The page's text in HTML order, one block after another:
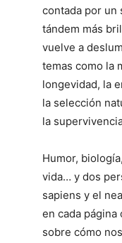
contada por un
tándem más
vuelve a
temas como la
longevidad, la
la selección
la
Humor,
vida… y dos
sapiens y el
en cada
sobre cómo